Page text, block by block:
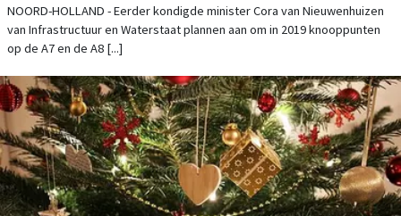
NOORD-HOLLAND - Eerder kondigde minister Cora van Nieuwenhuizen
van Infrastructuur en Waterstaat plannen aan om in 2019 knooppunten
op de A7 en de A8 [...]